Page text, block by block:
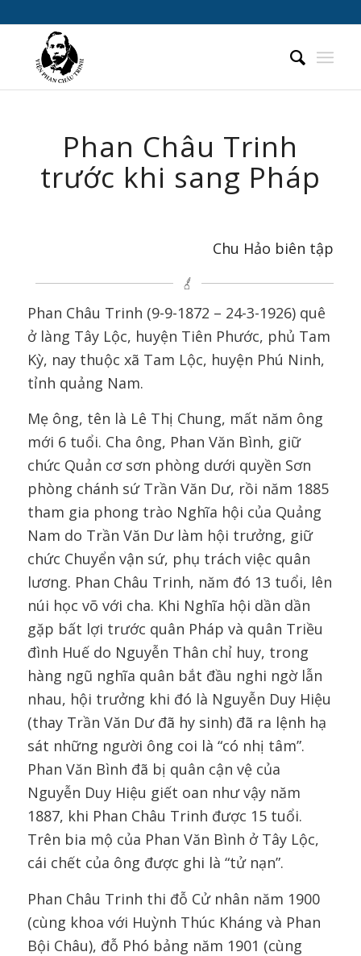
Phan Châu Trinh
trước khi sang Pháp
Chu Hảo biên tập
Phan Châu Trinh (9-9-1872 – 24-3-1926) quê
ở làng Tây Lộc, huyện Tiên Phước, phủ Tam
Kỳ, nay thuộc xã Tam Lộc, huyện Phú Ninh,
tỉnh quảng Nam.
Mẹ ông, tên là Lê Thị Chung, mất năm ông
mới 6 tuổi. Cha ông, Phan Văn Bình, giữ
chức Quản cơ sơn phòng dưới quyền Sơn
phòng chánh sứ Trần Văn Dư, rồi năm 1885
tham gia phong trào Nghĩa hội của Quảng
Nam do Trần Văn Dư làm hội trưởng, giữ
chức Chuyển vận sứ, phụ trách việc quân
lương. Phan Châu Trinh, năm đó 13 tuổi, lên
núi học võ với cha. Khi Nghĩa hội dần dần
gặp bất lợi trước quân Pháp và quân Triều
đình Huế do Nguyễn Thân chỉ huy, trong
hàng ngũ nghĩa quân bắt đầu nghi ngờ lẫn
nhau, hội trưởng khi đó là Nguyễn Duy Hiệu
(thay Trần Văn Dư đã hy sinh) đã ra lệnh hạ
sát những người ông coi là “có nhị tâm”.
Phan Văn Bình đã bị quân cận vệ của
Nguyễn Duy Hiệu giết oan như vậy năm
1887, khi Phan Châu Trinh được 15 tuổi.
Trên bia mộ của Phan Văn Bình ở Tây Lộc,
cái chết của ông được ghi là “tử nạn”.
Phan Châu Trinh thi đỗ Cử nhân năm 1900
(cùng khoa với Huỳnh Thúc Kháng và Phan
Bội Châu), đỗ Phó bảng năm 1901 (cùng